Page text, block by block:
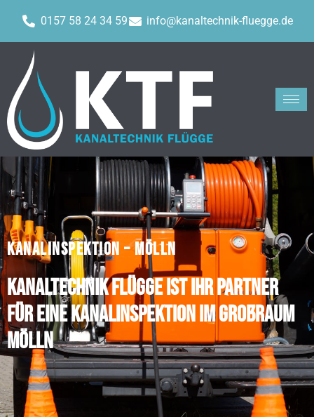
0157 58 24 34 59 info@kanaltechnik-fluegge.de
KANALINSPEKTION – MÖLLN
Kanaltechnik Flügge ist Ihr Partner
für eine Kanalinspektion im Großraum
Mölln